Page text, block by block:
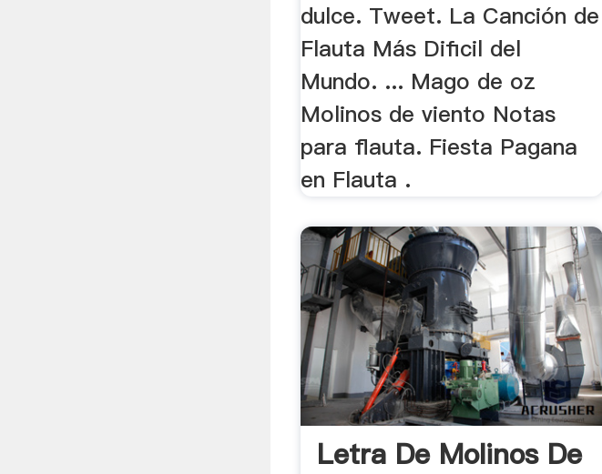
dulce. Tweet. La Canción de
Flauta Más Dificil del
Mundo. ... Mago de oz
Molinos de viento Notas
para flauta. Fiesta Pagana
en Flauta .
Letra De Molinos De